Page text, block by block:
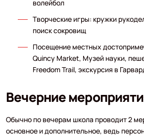
волейбол
Творческие игры: кружки
поиск сокровищ
Посещение местных
Quincy Market, Музей науки,
Freedom Trail, экскурсия в
Вечерние
Обычно по вечерам школа проводит 2
основное и дополнительное, ведь